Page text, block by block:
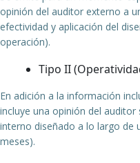
opinión del auditor externo a
efectividad y aplicación del
operación).
Tipo II
En adición a la información
incluye una opinión del
interno diseñado a lo largo de
meses).